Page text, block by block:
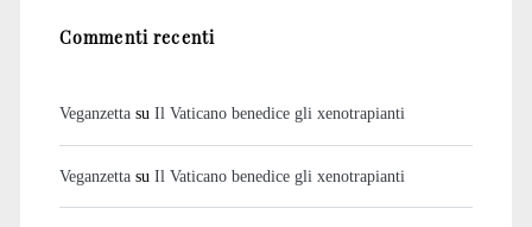
Commenti recenti
Veganzettasu Il Vaticano benedice gli xenotrapianti
Veganzettasu Il Vaticano benedice gli xenotrapianti